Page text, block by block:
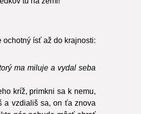
tu na zemi!
ochotný ísť až do krajnosti:
ma miluje a vydal seba
kríž, primkni sa k nemu,
a vzdiališ sa, on ťa znova